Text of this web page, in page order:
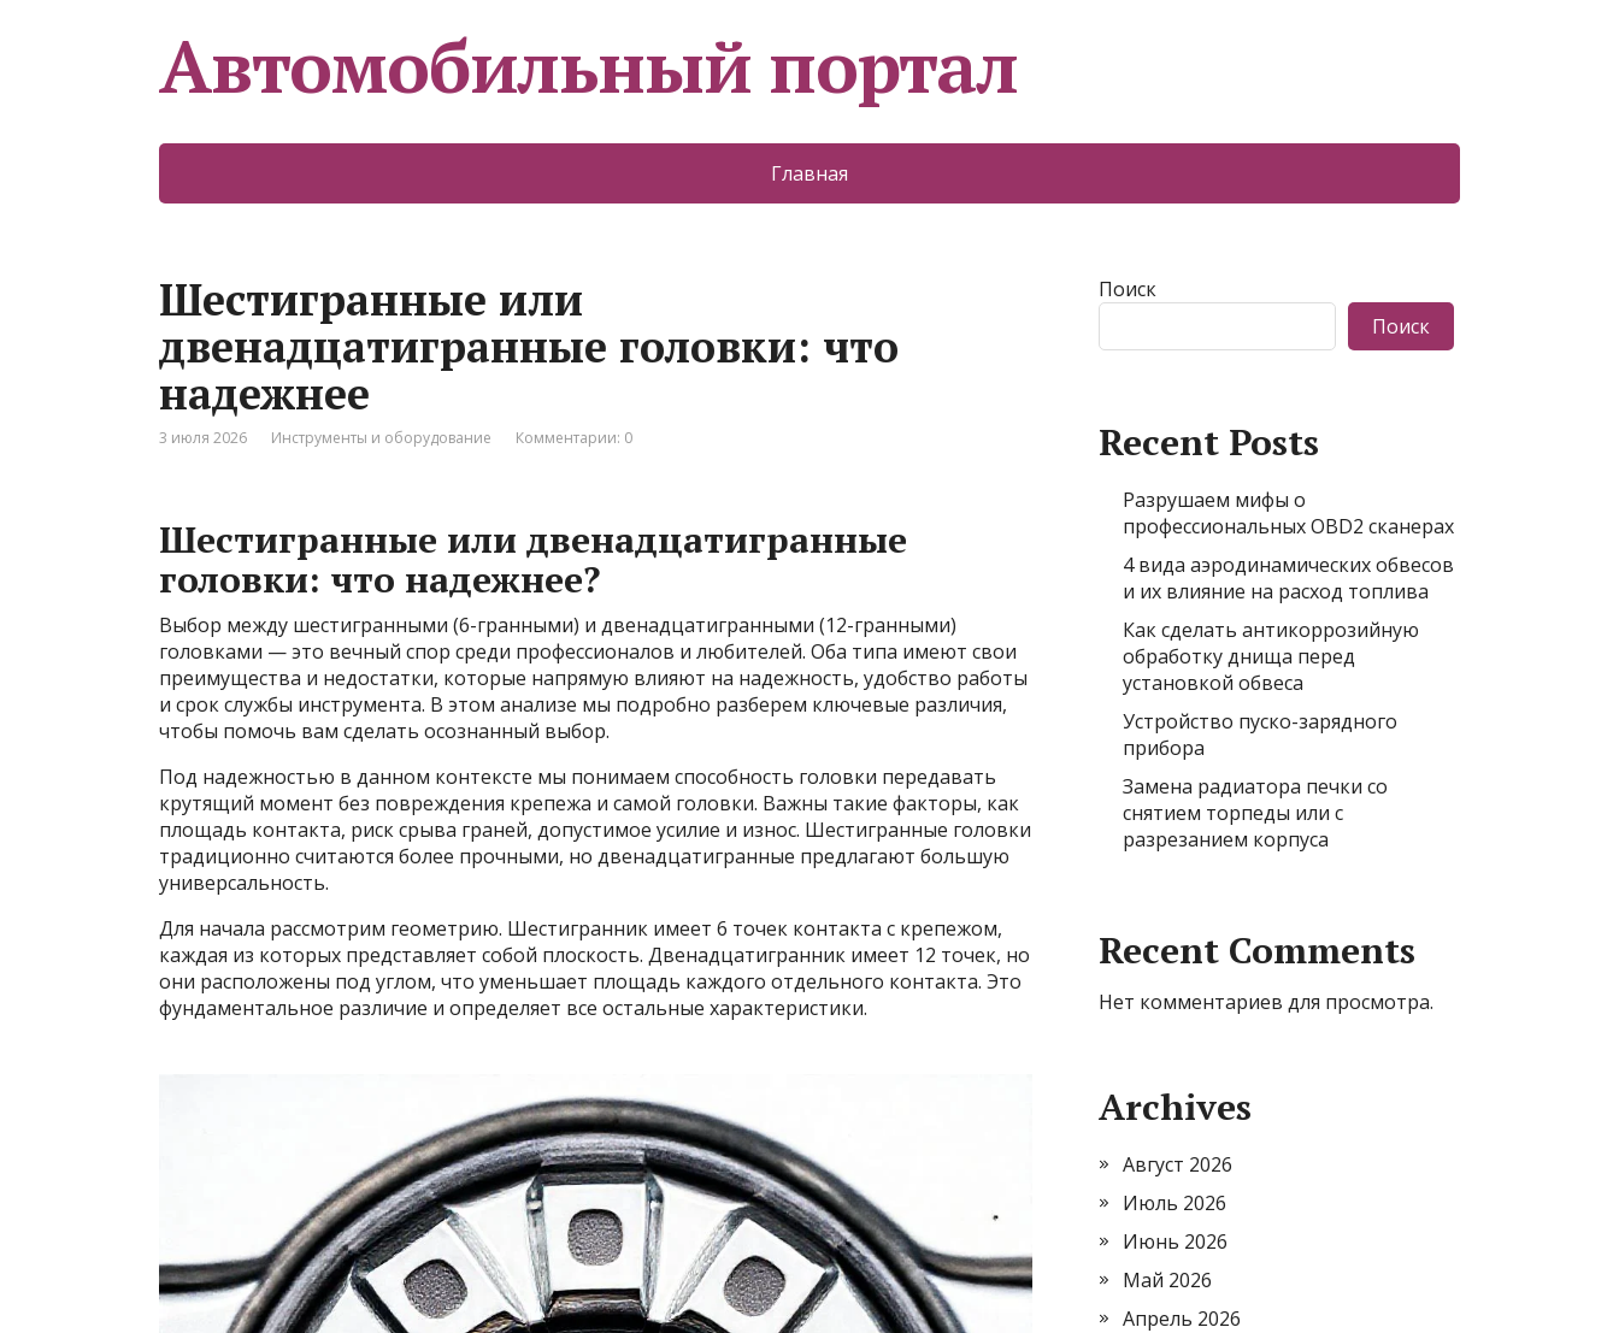
Автомобильный портал
Главная
Шестигранные или
двенадцатигранные головки: что
надежнее
3 июля 2026 Инструменты и оборудование Комментарии: 0
Шестигранные или двенадцатигранные
головки: что надежнее?
Выбор между шестигранными (6-гранными) и двенадцатигранными (12-гранными)
головками — это вечный спор среди профессионалов и любителей. Оба типа имеют свои
преимущества и недостатки, которые напрямую влияют на надежность, удобство работы
и срок службы инструмента. В этом анализе мы подробно разберем ключевые различия,
чтобы помочь вам сделать осознанный выбор.
Под надежностью в данном контексте мы понимаем способность головки передавать
крутящий момент без повреждения крепежа и самой головки. Важны такие факторы, как
площадь контакта, риск срыва граней, допустимое усилие и износ. Шестигранные головки
традиционно считаются более прочными, но двенадцатигранные предлагают большую
универсальность.
Для начала рассмотрим геометрию. Шестигранник имеет 6 точек контакта с крепежом,
каждая из которых представляет собой плоскость. Двенадцатигранник имеет 12 точек, но
они расположены под углом, что уменьшает площадь каждого отдельного контакта. Это
фундаментальное различие и определяет все остальные характеристики.
Поиск
Поиск
Recent Posts
Разрушаем мифы о
профессиональных OBD2 сканерах
4 вида аэродинамических обвесов
и их влияние на расход топлива
Как сделать антикоррозийную
обработку днища перед
установкой обвеса
Устройство пуско-зарядного
прибора
Замена радиатора печки со
снятием торпеды или с
разрезанием корпуса
Recent Comments
Нет комментариев для просмотра.
Archives
Август 2026
Июль 2026
Июнь 2026
Май 2026
Апрель 2026